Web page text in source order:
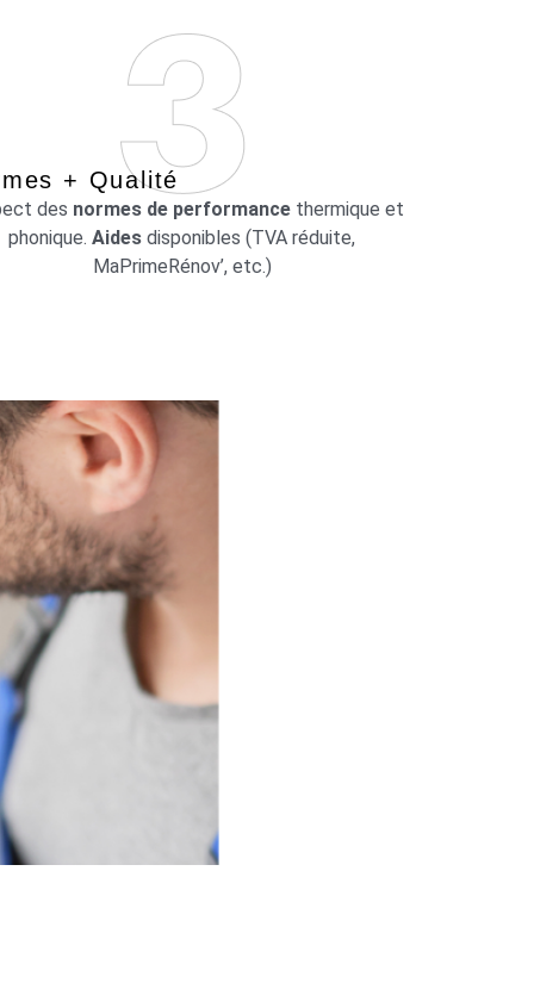
+ Qualité
des normes de performance thermique et
phonique.Aides disponibles (TVA réduite,
MaPrimeRénov’, etc.)